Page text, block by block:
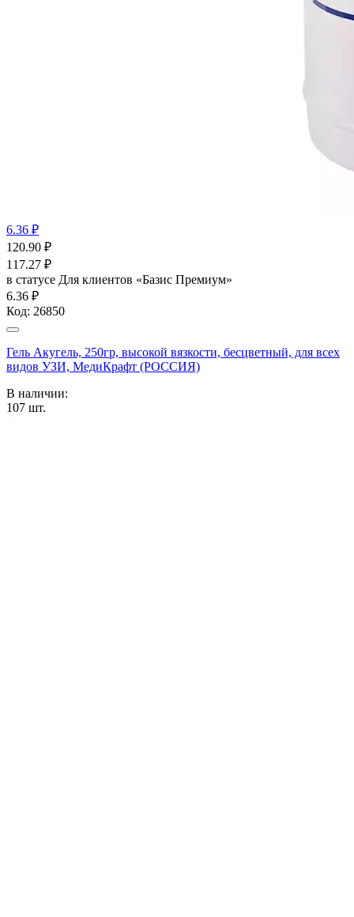
6.36 ₽
120.90 ₽
117.27 ₽
в статусе Для клиентов «Базис Премиум»
6.36 ₽
Код: 26850
Гель Акугель, 250гр, высокой вязкости, бесцветный, для всех
видов УЗИ, МедиКрафт (РОССИЯ)
В наличии:
107 шт.